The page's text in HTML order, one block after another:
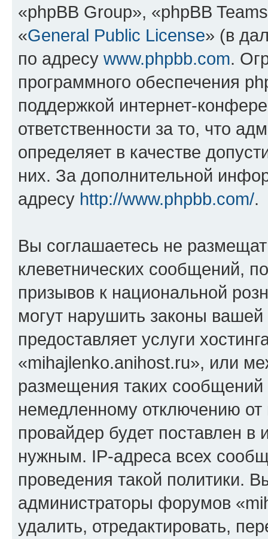
«phpBB Group», «phpBB
«General Public License» (в
по адресу www.phpbb.com.
программного обеспечения
поддержкой интернет-
ответственности за то, что
определяет в качестве
них. За дополнительной
адресу http://www.phpbb.com/.
Вы соглашаетесь не
клеветнических сообщений,
призывов к национальной
могут нарушить законы
предоставляет услуги
«mihajlenko.anihost.ru», или
размещения таких
немедленному отключению
провайдер будет поставлен в
нужным. IP-адреса всех
проведения такой политики.
администраторы форумов
удалить, отредактировать,